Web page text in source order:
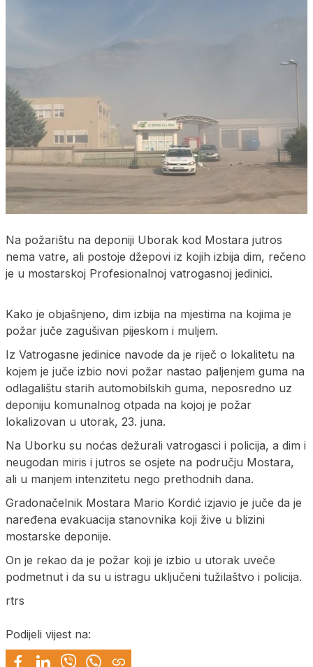
Na požarištu na deponiji Uborak kod Mostara jutros
nema vatre, ali postoje džepovi iz kojih izbija dim, rečeno
je u mostarskoj Profesionalnoj vatrogasnoj jedinici.
Kako je objašnjeno, dim izbija na mjestima na kojima je
požar juče zagušivan pijeskom i muljem.
Iz Vatrogasne jedinice navode da je riječ o lokalitetu na
kojem je juče izbio novi požar nastao paljenjem guma na
odlagalištu starih automobilskih guma, neposredno uz
deponiju komunalnog otpada na kojoj je požar
lokalizovan u utorak, 23. juna.
Na Uborku su noćas dežurali vatrogasci i policija, a dim i
neugodan miris i jutros se osjete na području Mostara,
ali u manjem intenzitetu nego prethodnih dana.
Gradonačelnik Mostara Mario Kordić izjavio je juče da je
naređena evakuacija stanovnika koji žive u blizini
mostarske deponije.
On je rekao da je požar koji je izbio u utorak uveče
podmetnut i da su u istragu uključeni tužilaštvo i policija.
rtrs
Podijeli vijest na: